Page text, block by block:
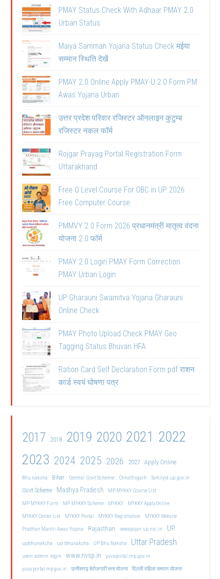
PMAY Status Check With Adhaar PMAY 2.0
Urban Status
Maiya Samman Yojana Status Check मईया
सम्मान स्थिति देखें
PMAY 2.0 Online Apply PMAY-U 2.0 Form PM
Awas Yojana Urban
उत्तर प्रदेश परिवार रजिस्टर ऑनलाइन कुटुम्ब
रजिस्टर नकल फॉर्म
Rojgar Prayag Portal Registration Form
Uttarakhand
Free O Level Course For OBC in UP 2026
Free Computer Course
PMMVY 2.0 Form 2026 प्रधानमंत्री मातृत्व वंदना
योजना 2.0 फॉर्म
PMAY 2.0 Login PMAY Form Correction
PMAY Urban Login
UP Gharauni Swamitva Yojana Gharauni
Online Check
PMAY Photo Upload Check PMAY Geo
Tagging Status Bhuvan HFA
Ration Card Self Declaration Form pdf राशन
कार्ड स्वयं घोषणा पत्र
2017 2018 2019 2020 2021 2022
2023 2024 2025 2026 2027 Apply Online
Bhu naksha Bihar Central Govt Scheme Chhattisgarh familyid.up.gov.in
Govt Scheme Madhya Pradesh
MP MYKKY Course List
MP MYKKY Form
MP MYKKY Scheme MYKKY
MYKKY Apply Online
MYKKY Center List
MYKKY Portal MYKKY Registration
MYKKY Website
Pradhan Mantri Awas Yojana
Rajasthan sewayojan.up.nic.in UP
upbhunaksha up bhunaksha UP Bhu Naksha Uttar Pradesh
uwin admin login www.nvsp.in
yuvaportal.mp.gov.in
yuva portal mp gov.in
छत्तीसगढ़ बेरोजगारी भत्ता योजना दिल्ली महिला सम्मान योजना